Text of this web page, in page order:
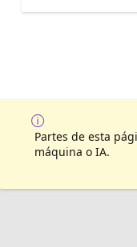
Partes de esta
máquina o IA.